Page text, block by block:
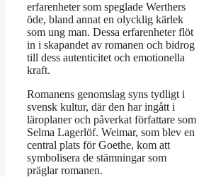
erfarenheter som speglade Werthers
öde, bland annat en olycklig kärlek
som ung man. Dessa erfarenheter flöt
in i skapandet av romanen och bidrog
till dess autenticitet och emotionella
kraft.
Romanens genomslag syns tydligt i
svensk kultur, där den har ingått i
läroplaner och påverkat författare som
Selma Lagerlöf. Weimar, som blev en
central plats för Goethe, kom att
symbolisera de stämningar som
präglar romanen.